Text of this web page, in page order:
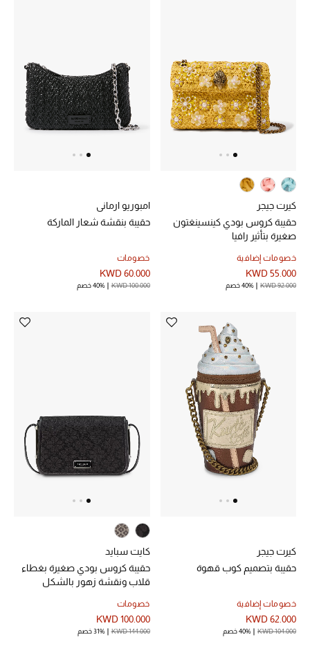
مستلزمات المنزل
ما وصلنا حديثا
أبرز المصممين
غرفة الطعام
الشموع والعطور المنزلية
مستلزمات المنزل
عرض كل التنزيلات
أبرز المصممين
مجوهرات فاخرة للنساء
كيرت جيجر
حقيبة كروس بودي كينسينغتون
صغيرة بتأثير رافيا
خصومات إضافية
KWD 55.000
KWD 92.000 40% خصم
امبوريو ارماني
حقيبة بنقشة شعار الماركة
خصومات
KWD 60.000
KWD 100.000 40% خصم
كيرت جيجر
حقيبة بتصميم كوب قهوة
خصومات إضافية
KWD 62.000
KWD 104.000 40% خصم
كايت سبايد
حقيبة كروس بودي صغيرة بغطاء
قلاب ونقشة زهور بالشكل
خصومات
KWD 100.000
KWD 144.000 31% خصم